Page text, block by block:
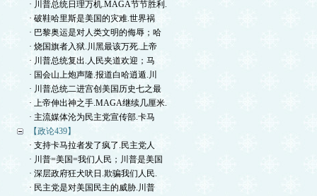
· 川普总统日理万机.MAGA节节胜利.
· 破鞋哈里斯是美国的灾难.世界祸
· 巴黎奥运是对人类文明的侮辱；哈
· 烧国旗者入狱.川黑最该万死.上帝
· 川普总统复出.人民夹道欢迎；马
· 国会山上炮声隆.报道白哈逍遁.川
· 川普总统二进宫创美国历史七之最
· 上帝伸出神之手.MAGA继续几厘米.
· 主流媒体沦为民主党宣传部.卡马
【政论439】
· 支持卡马拉者发了疯了.民主党人
· 川普=美国=我们人民；川普是美国
· 深层政府狂犬吠日.欺骗我们人民.
· 民主党是对美国民主的威胁.川普